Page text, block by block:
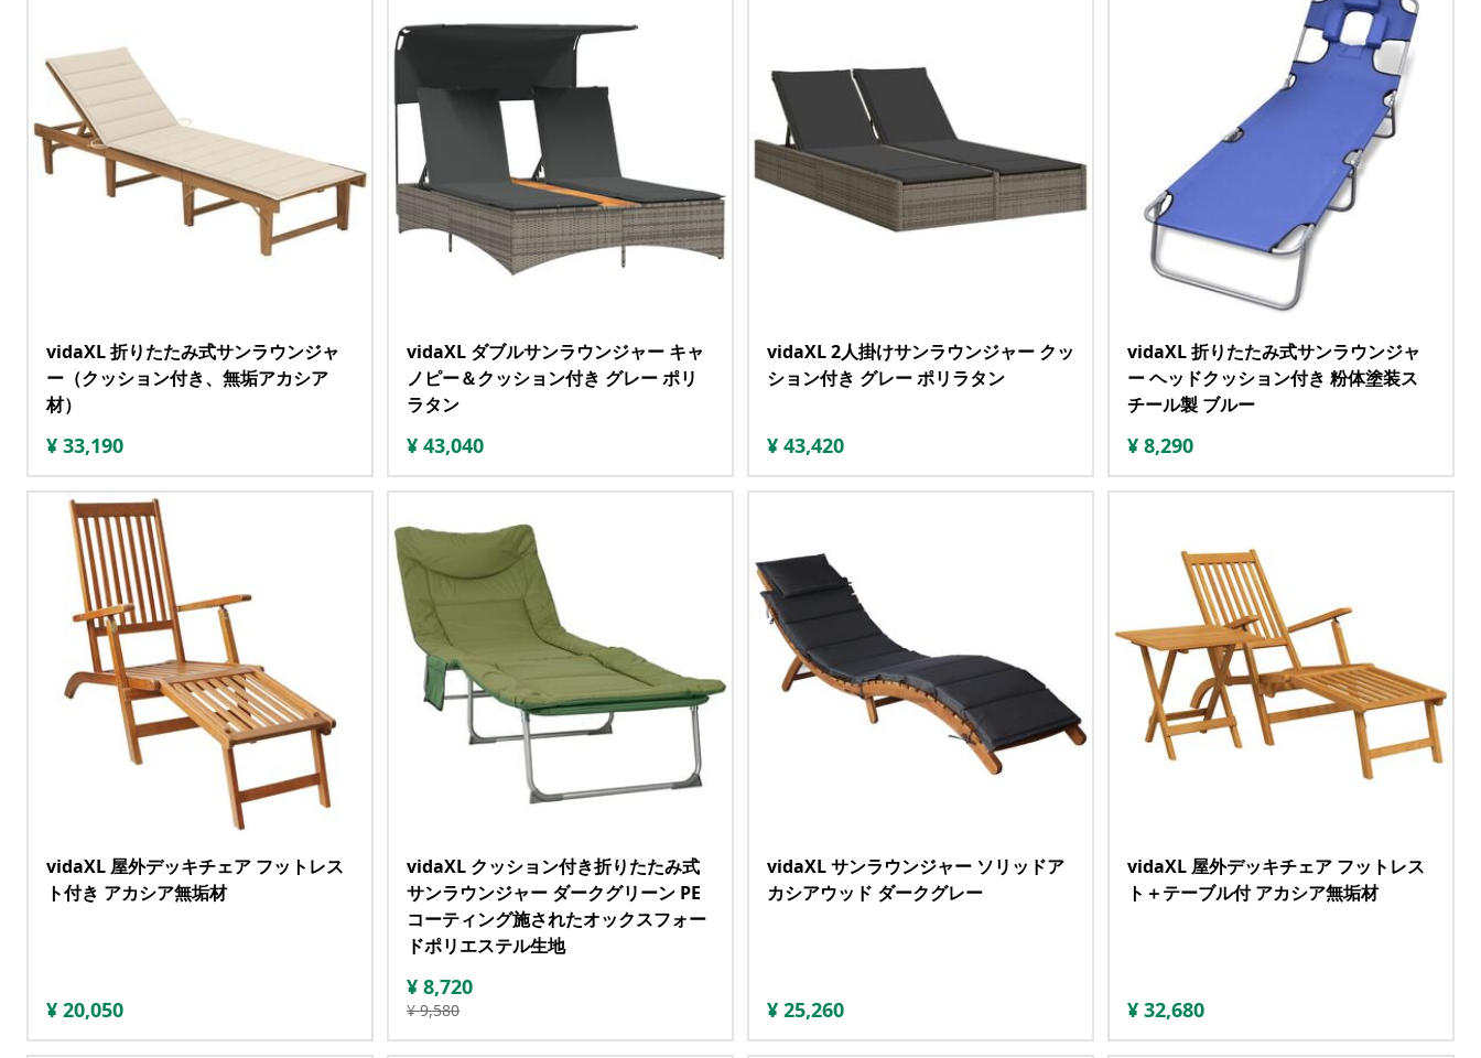
vidaXL 折りたたみ式サンラウンジャ
ー（クッション付き、無垢アカシア
材）
¥ 33,190
vidaXL ダブルサンラウンジャー キャ
ノピー＆クッション付き グレー ポリ
ラタン
¥ 43,040
vidaXL 2人掛けサンラウンジャー クッ
ション付き グレー ポリラタン
¥ 43,420
vidaXL 折りたたみ式サンラウンジャ
ー ヘッドクッション付き 粉体塗装ス
チール製 ブルー
¥ 8,290
vidaXL 屋外デッキチェア フットレス
ト付き アカシア無垢材
¥ 20,050
vidaXL クッション付き折りたたみ式
サンラウンジャー ダークグリーン PE
コーティング施されたオックスフォー
ドポリエステル生地
¥ 8,720
¥ 9,580
vidaXL サンラウンジャー ソリッドア
カシアウッド ダークグレー
¥ 25,260
vidaXL 屋外デッキチェア フットレス
ト＋テーブル付 アカシア無垢材
¥ 32,680